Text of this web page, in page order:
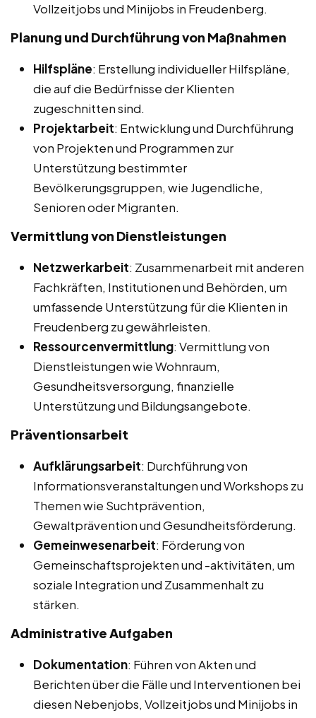
Vollzeitjobs und Minijobs in Freudenberg.
Planung und Durchführung von Maßnahmen
Hilfspläne: Erstellung individueller Hilfspläne,
die auf die Bedürfnisse der Klienten
zugeschnitten sind.
Projektarbeit: Entwicklung und Durchführung
von Projekten und Programmen zur
Unterstützung bestimmter
Bevölkerungsgruppen, wie Jugendliche,
Senioren oder Migranten.
Vermittlung von Dienstleistungen
Netzwerkarbeit: Zusammenarbeit mit anderen
Fachkräften, Institutionen und Behörden, um
umfassende Unterstützung für die Klienten in
Freudenberg zu gewährleisten.
Ressourcenvermittlung: Vermittlung von
Dienstleistungen wie Wohnraum,
Gesundheitsversorgung, finanzielle
Unterstützung und Bildungsangebote.
Präventionsarbeit
Aufklärungsarbeit: Durchführung von
Informationsveranstaltungen und Workshops zu
Themen wie Suchtprävention,
Gewaltprävention und Gesundheitsförderung.
Gemeinwesenarbeit: Förderung von
Gemeinschaftsprojekten und -aktivitäten, um
soziale Integration und Zusammenhalt zu
stärken.
Administrative Aufgaben
Dokumentation: Führen von Akten und
Berichten über die Fälle und Interventionen bei
diesen Nebenjobs, Vollzeitjobs und Minijobs in